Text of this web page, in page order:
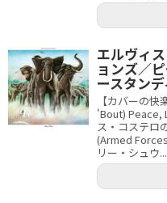
エルヴィ
ョンズ／
ースタン
【カバーの
'Bout) Peace,
ス・コステロ
(Armed
リー・シュウ...